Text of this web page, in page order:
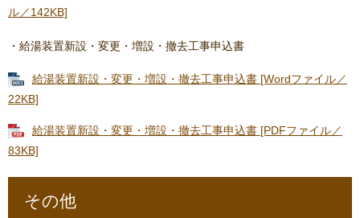
ル／142KB]
​・ 給湯装置新設・変更・増設・撤去工事申込書​
給湯装置新設・変更・増設・撤去工事申込書 [Wordファイル／
22KB]
給湯装置新設・変更・増設・撤去工事申込書 [PDFファイル／
83KB]
その他